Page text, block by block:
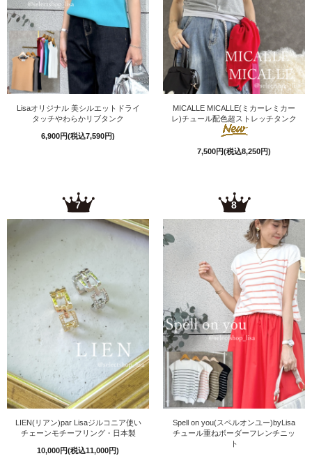
Lisaオリジナル 美シルエットドライ
タッチやわらかリブタンク
6,900円(税込7,590円)
MICALLE MICALLE(ミカーレミカー
レ)チュール配色超ストレッチタンク
7,500円(税込8,250円)
7
LIEN(リアン)par Lisaジルコニア使い
チェーンモチーフリング・日本製
10,000円(税込11,000円)
8
Spell on you(スペルオンユー)byLisa
チュール重ねボーダーフレンチニッ
ト